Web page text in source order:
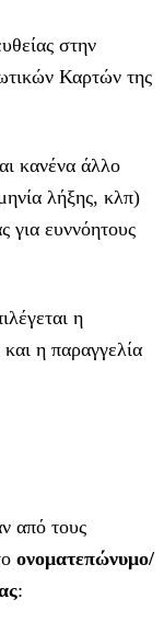
στην
Καρτών της
κανένα άλλο
λήξης, κλπ)
για ευννόητους
η
η παραγγελία
από τους
ονοματεπώνυμο/
: